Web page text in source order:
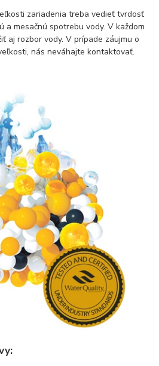
zariadenia treba vedieť tvrdosť
a mesačnú spotrebu vody. V každom
aj rozbor vody. V prípade záujmu o
nás neváhajte kontaktovať.